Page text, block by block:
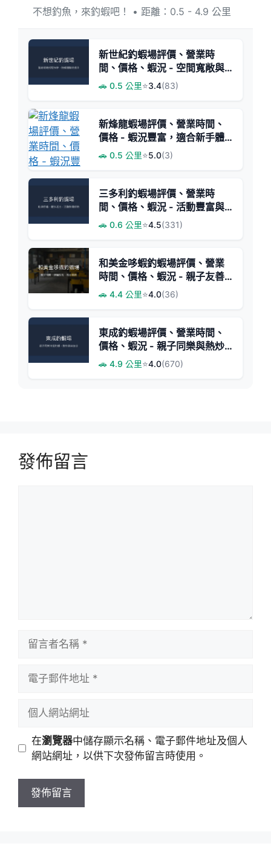
不想釣魚，來釣蝦吧！ • 距離：0.5 - 4.9 公里
新世紀釣蝦場評價、營業時
間、價格、蝦況 - 空間寬敞與
快炒服務
🚗 0.5 公里⭐3.4(83)
新烽龍蝦場評價、營業時間、
價格 - 蝦況豐富，適合新手體
🚗 0.5 公里⭐5.0(3)
三多利釣蝦場評價、營業時
間、價格、蝦況 - 活動豐富與
乾淨環境
🚗 0.6 公里⭐4.5(331)
和美金哆蝦釣蝦場評價、營業
時間、價格、蝦況 - 親子友善
與活力蝦池
🚗 4.4 公里⭐4.0(36)
東成釣蝦場評價、營業時間、
價格、蝦況 - 親子同樂與熱炒
美食
🚗 4.9 公里⭐4.0(670)
發佈留言
址
站
址
在瀏覽器中儲存顯示名稱、電子郵件地址及個人
網站網址，以供下次發佈留言時使用。